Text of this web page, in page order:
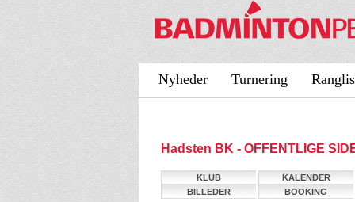
Nyheder Turnering
Hadsten BK - OFFENTLIGE
KLUB
KALENDER
BILLEDER
BOOKING